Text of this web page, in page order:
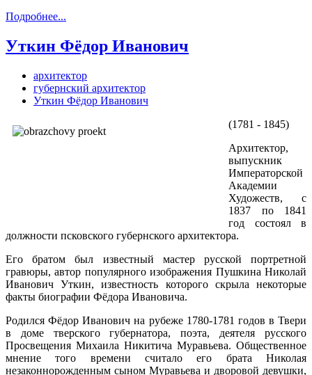
Подробнее...
Уткин Фёдор Иванович
архитектор
губернский архитектор
Уткин Фёдор Иванович
(1781 - 1845)
Архитектор,
выпускник
Императорской
Академии
Художеств, с
1837 по 1841
год состоял в
должности псковского губернского архитектора.
Его братом был известный мастер русской портретной
гравюры, автор популярного изображения Пушкина Николай
Иванович Уткин, известность которого скрыла некоторые
факты биографии Фёдора Ивановича.
Родился Фёдор Иванович на рубеже 1780-1781 годов в Твери
в доме тверского губернатора, поэта, деятеля русского
Просвещения Михаила Никитича Муравьева. Общественное
мнение того времени считало его брата Николая
незаконнорожденным сыном Муравьева и дворовой девушки,